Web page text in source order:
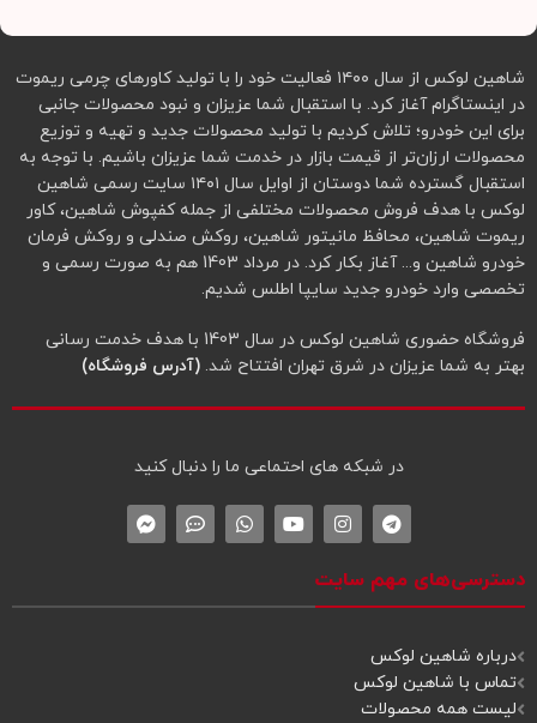
شاهین لوکس از سال ۱۴۰۰ فعالیت خود را با تولید کاورهای چرمی ریموت
در اینستاگرام آغاز کرد. با استقبال شما عزیزان و نبود محصولات جانبی
برای این خودرو؛ تلاش کردیم با تولید محصولات جدید و تهیه و توزیع
محصولات ارزان‌تر از قیمت بازار در خدمت شما عزیزان باشیم. با توجه به
استقبال گسترده شما دوستان از اوایل سال ۱۴۰۱ سایت رسمی شاهین
لوکس با هدف فروش محصولات مختلفی از جمله کفپوش شاهین، کاور
ریموت شاهین، محافظ مانیتور شاهین، روکش صندلی و روکش فرمان
خودرو شاهین و... آغاز بکار کرد. در مرداد 1403 هم به صورت رسمی و
تخصصی وارد خودرو جدید سایپا اطلس شدیم.
فروشگاه حضوری شاهین لوکس در سال 1403 با هدف خدمت رسانی
بهتر به شما عزیزان در شرق تهران افتتاح شد. (آدرس فروشگاه)
در شبکه‌ های احتماعی ما را دنبال کنید
دسترسی‌های مهم سایت
درباره شاهین لوکس
تماس با شاهین لوکس
لیست همه محصولات